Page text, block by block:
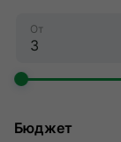
От
Бюджет